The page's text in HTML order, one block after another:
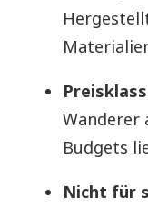
Wanderer
Budgets
Nicht für